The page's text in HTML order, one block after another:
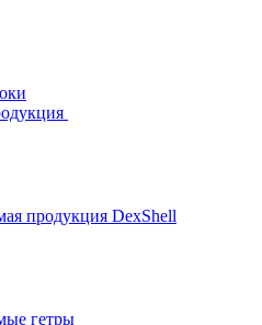
продукция DexShell
гетры